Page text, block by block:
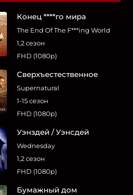
Конец ****го мира
The End Of The F***ing World
1,2 сезон
FHD (1080p)
Сверхъестественное
Supernatural
1-15 сезон
FHD (1080p)
Уэнздей / Уэнсдей
Wednesday
1,2 сезон
FHD (1080p)
Бумажный дом